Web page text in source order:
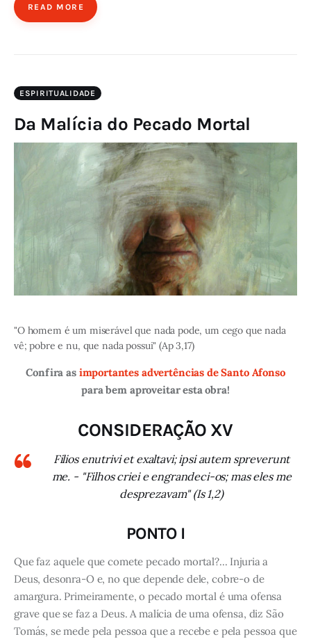
READ MORE
ESPIRITUALIDADE
Da Malícia do Pecado Mortal
"O homem é um miserável que nada pode, um cego que nada
vê; pobre e nu, que nada possui" (Ap 3,17)
Confira as importantes advertências de Santo Afonso
para bem aproveitar esta obra!
CONSIDERAÇÃO XV
Filios enutrivi et exaltavi; ipsi autem spreverunt
me. - "Filhos criei e engrandeci-os; mas eles me
desprezavam" (Is 1,2)
PONTO I
Que faz aquele que comete pecado mortal?... Injuria a
Deus, desonra-O e, no que depende dele, cobre-o de
amargura. Primeiramente, o pecado mortal é uma ofensa
grave que se faz a Deus. A malícia de uma ofensa, diz São
Tomás, se mede pela pessoa que a recebe e pela pessoa que